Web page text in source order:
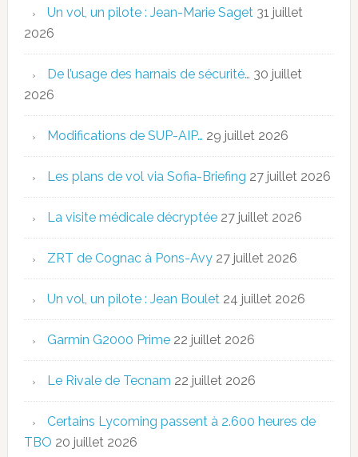
Un vol, un pilote : Jean-Marie Saget 31 juillet
2026
De l’usage des harnais de sécurité… 30 juillet
2026
Modifications de SUP-AIP… 29 juillet 2026
Les plans de vol via Sofia-Briefing 27 juillet 2026
La visite médicale décryptée 27 juillet 2026
ZRT de Cognac à Pons-Avy 27 juillet 2026
Un vol, un pilote : Jean Boulet 24 juillet 2026
Garmin G2000 Prime 22 juillet 2026
Le Rivale de Tecnam 22 juillet 2026
Certains Lycoming passent à 2.600 heures de
TBO 20 juillet 2026